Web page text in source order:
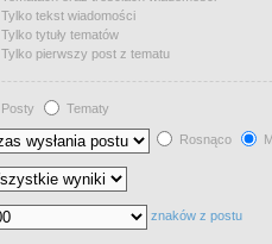
Tylko tekst wiadomości
Tylko tytuły tematów
Tylko pierwszy post z tematu
Posty
Tematy
Rosnąco
znaków z postu